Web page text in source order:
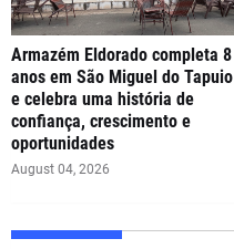
Armazém Eldorado completa 8
anos em São Miguel do Tapuio
e celebra uma história de
confiança, crescimento e
oportunidades
August 04, 2026